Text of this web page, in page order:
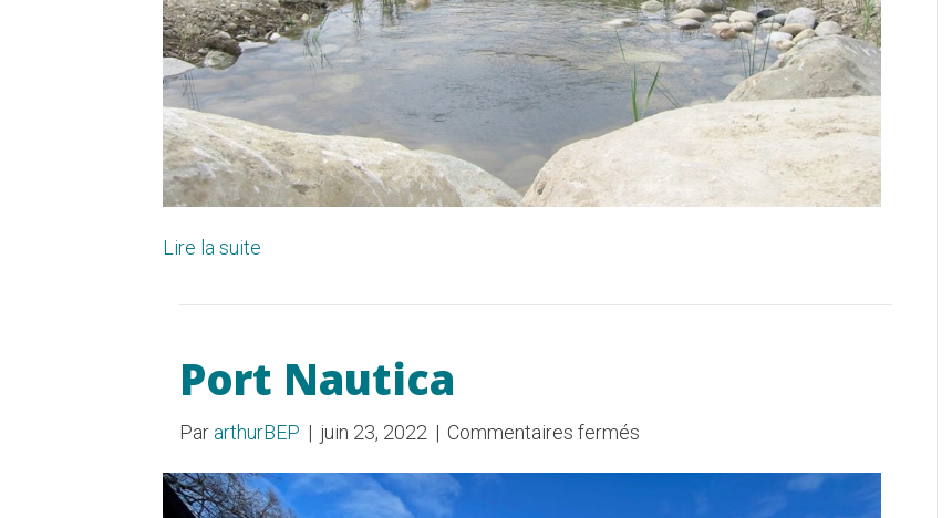
Lire la suite
Port Nautica
Par arthurBEP | juin 23, 2022 | Commentaires fermés